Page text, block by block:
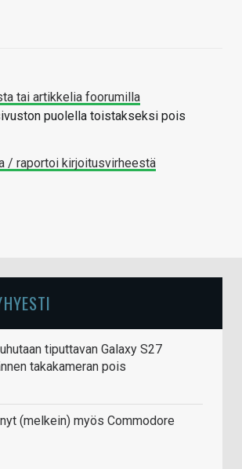
tai artikkelia foorumilla
puolella toistakseksi pois
/ raportoi kirjoitusvirheestä
tiputtavan Galaxy S27
takakameran pois
(melkein) myös Commodore